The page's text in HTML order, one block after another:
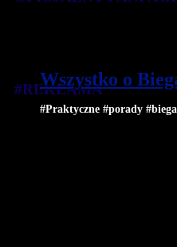
Wszystko o
#Praktyczne #porady
#REKLAMA